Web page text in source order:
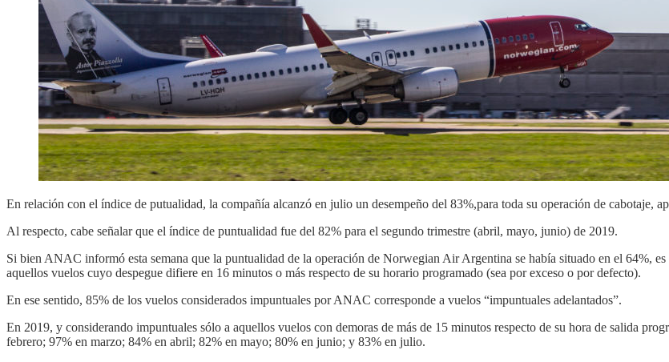
En relación con el índice de putualidad, la compañía alcanzó en julio un desempeño del 83%,para toda su operación de cabotaje,
Al respecto, cabe señalar que el índice de puntualidad fue del 82% para el segundo trimestre (abril, mayo, junio) de 2019.
Si bien ANAC informó esta semana que la puntualidad de la operación de Norwegian Air Argentina se había situado en el 64%,
aquellos vuelos cuyo despegue difiere en 16 minutos o más respecto de su horario programado (sea por exceso o por defecto).
En ese sentido, 85% de los vuelos considerados impuntuales por ANAC corresponde a vuelos “impuntuales adelantados”.
En 2019, y considerando impuntuales sólo a aquellos vuelos con demoras de más de 15 minutos respecto de su hora de salida
febrero; 97% en marzo; 84% en abril; 82% en mayo; 80% en junio; y 83% en julio.